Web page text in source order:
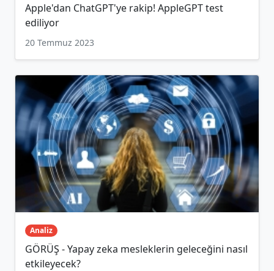
Apple'dan ChatGPT'ye rakip! AppleGPT test
ediliyor
20 Temmuz 2023
Analiz
GÖRÜŞ - Yapay zeka mesleklerin geleceğini nasıl
etkileyecek?